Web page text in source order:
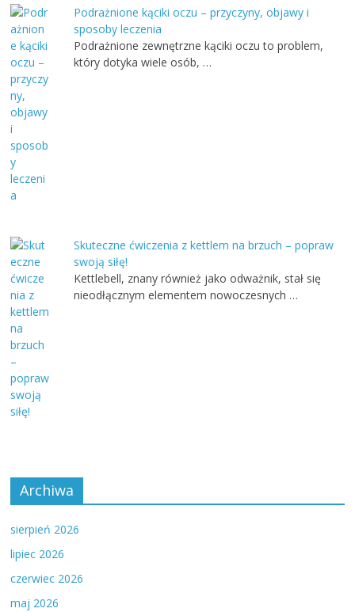
Podrażnione kąciki oczu – przyczyny, objawy i
sposoby leczenia
Podrażnione zewnętrzne kąciki oczu to problem,
który dotyka wiele osób, …
Skuteczne ćwiczenia z kettlem na brzuch – popraw
swoją siłę!
Kettlebell, znany również jako odważnik, stał się
nieodłącznym elementem nowoczesnych …
Archiwa
sierpień 2026
lipiec 2026
czerwiec 2026
maj 2026